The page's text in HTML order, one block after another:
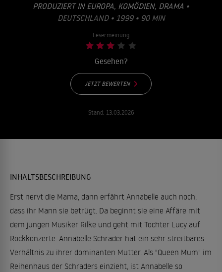
PRODUZIERT IN EUROPA, KOMÖDIEN, DRAMA •
DEUTSCHLAND • 1999 • 90 MIN
Lesermeinung
Gesehen?
JETZT BEWERTEN
Stand: 13.03.2026
INHALTSBESCHREIBUNG
Erst nervt die Mama, dann erfährt Annabelle auch noch,
dass ihr Mann sie betrügt. Da beginnt sie eine Affäre mit
dem jungen Musiker Rilke und geht mit Tochter Lucy auf
Rockkonzerte. Annabelle Schrader hat ein sehr streitbares
Verhältnis zu ihrer dominanten Mutter. Als "Queen Mum" im
Reihenhaus der Schraders einzieht, ist Annabelle so